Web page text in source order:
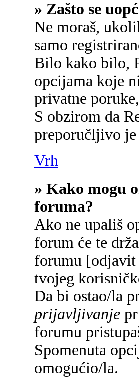
» Zašto se
Ne moraš,
samo
Bilo kako bilo,
opcijama koje
privatne
S obzirom da
preporučljivo
Vrh
» Kako mogu
foruma?
Ako ne upališ
forum će te
forumu [odjavit
tvojeg
Da bi ostao/la
prijavljivanje
forumu
Spomenuta
omogućio/la.